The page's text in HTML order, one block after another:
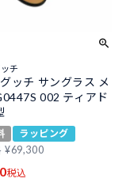
チ
ッチ サングラス メ
002 ティアド
ラッピング
¥69,300
税込